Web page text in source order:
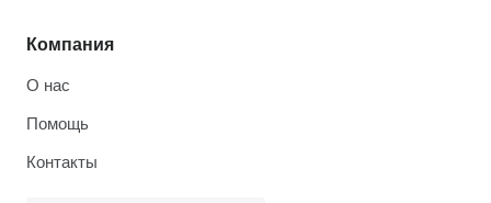
Компания
О нас
Помощь
Контакты